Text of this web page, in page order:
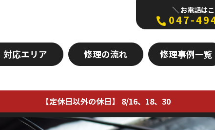
＼ お電話は
047-
対応エリア 修理の流れ 修理事例一覧
【定休日以外の休日】 8/16、18、30